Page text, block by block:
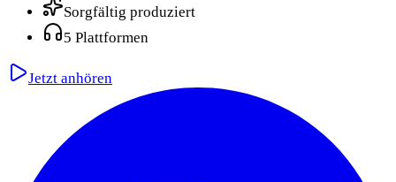
Sorgfältig produziert
5 Plattformen
Jetzt anhören